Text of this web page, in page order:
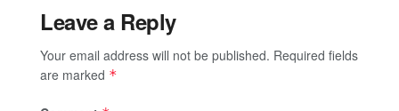
Leave a Reply
Your email address will not be published. Required fields
are marked *